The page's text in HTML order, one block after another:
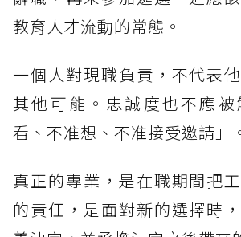
教育人才流動的常態。
一個人對現職負責，不代表
其他可能。忠誠度也不應
看、不准想、不准接受邀請」
真正的專業，是在職期間把
的責任，是面對新的選擇時